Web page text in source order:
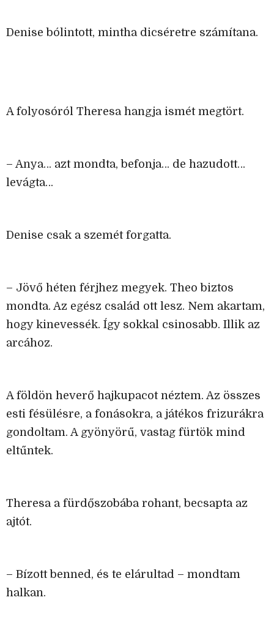
Denise bólintott, mintha dicséretre számítana.
A folyosóról Theresa hangja ismét megtört.
– Anya… azt mondta, befonja… de hazudott…
levágta…
Denise csak a szemét forgatta.
– Jövő héten férjhez megyek. Theo biztos
mondta. Az egész család ott lesz. Nem akartam,
hogy kinevessék. Így sokkal csinosabb. Illik az
arcához.
A földön heverő hajkupacot néztem. Az összes
esti fésülésre, a fonásokra, a játékos frizurákra
gondoltam. A gyönyörű, vastag fürtök mind
eltűntek.
Theresa a fürdőszobába rohant, becsapta az
ajtót.
– Bízott benned, és te elárultad – mondtam
halkan.